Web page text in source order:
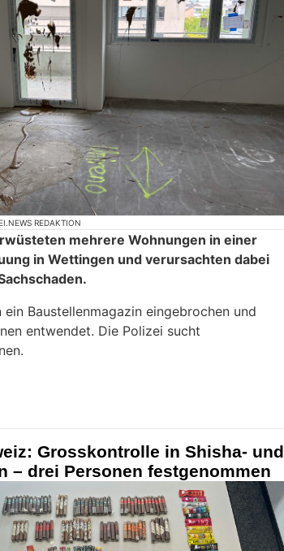
REDAKTION
mehrere Wohnungen in einer
in Wettingen und verursachten dabei
ein Baustellenmagazin eingebrochen und
entwendet. Die Polizei sucht
Grosskontrolle in Shisha- und
– drei Personen festgenommen